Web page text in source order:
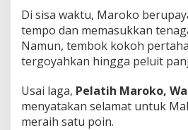
Di sisa waktu, Maroko
tempo dan memasukkan
Namun, tembok kokoh
tergoyahkan hingga peluit
Usai laga, Pelatih Maroko,
menyatakan selamat untuk
meraih satu poin.